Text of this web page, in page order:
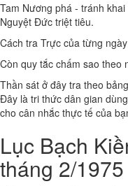
Tam Nương phá - tránh
Nguyệt Đức triệt tiêu.
Cách tra Trực của từng
Còn quy tắc chấm sao theo
Thần sát ở đây tra theo
Đây là tri thức dân gian
cho cân nhắc thực tế của
Lục Bạch
tháng 2/